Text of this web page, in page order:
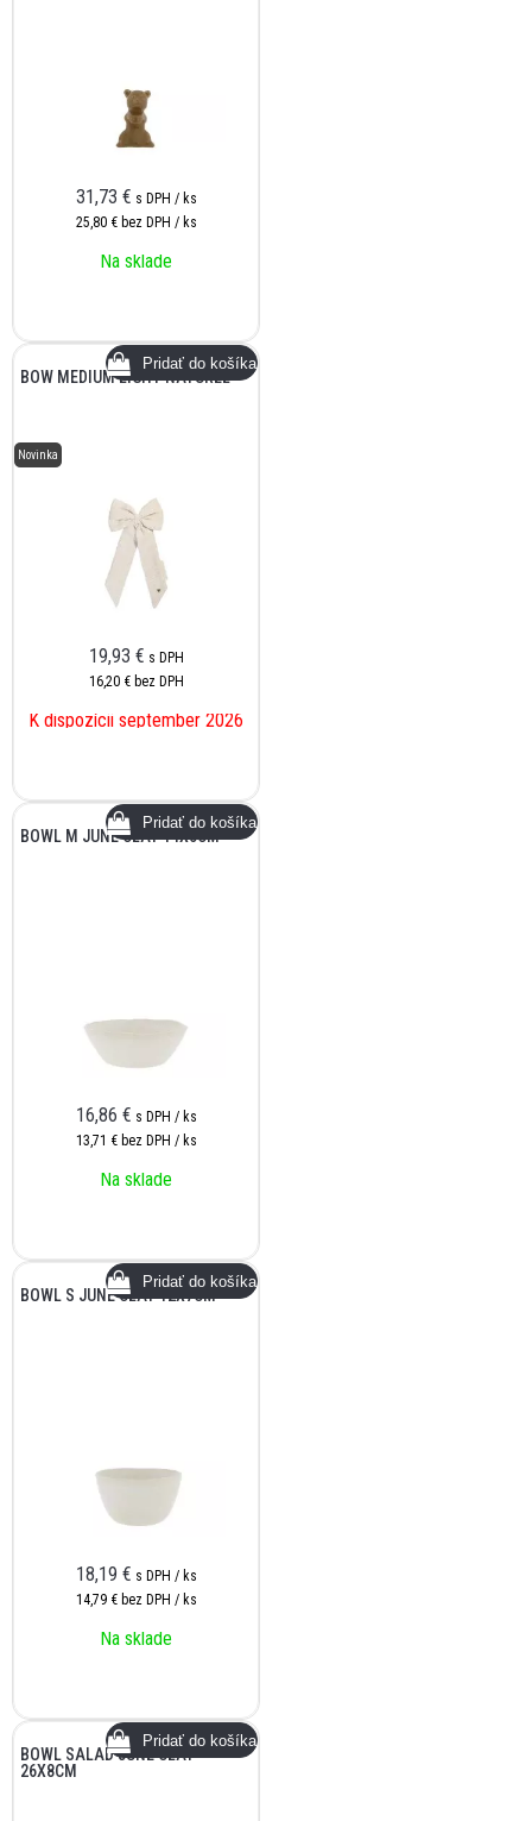
31,73 € s DPH / ks
25,80 € bez DPH / ks
Na sklade
BOW MEDIUM LIGHT NATUREL
Novinka
19,93 € s DPH
16,20 € bez DPH
K dispozícii september 2026
BOWL M JUNE CLAY 14X5CM
16,86 € s DPH / ks
13,71 € bez DPH / ks
Na sklade
BOWL S JUNE CLAY 12X7CM
18,19 € s DPH / ks
14,79 € bez DPH / ks
Na sklade
BOWL SALAD JUNE CLAY
26X8CM